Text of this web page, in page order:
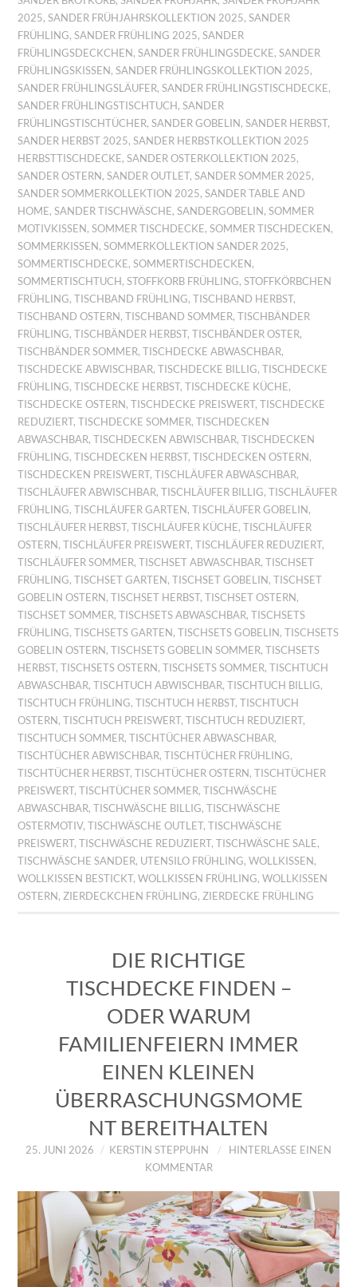
2025,SANDER FRÜHJAHRSKOLLEKTION 2025,SANDER
FRÜHLING,SANDER FRÜHLING 2025,SANDER
FRÜHLINGSDECKCHEN ,SANDER FRÜHLINGSDECKE,SANDER
FRÜHLINGSKISSEN ,SANDER FRÜHLINGSKOLLEKTION 2025,
SANDER FRÜHLINGSLÄUFER,SANDER FRÜHLINGSTISCHDECKE,
SANDER FRÜHLINGSTISCHTUCH ,SANDER
FRÜHLINGSTISCHTÜCHER,SANDER GOBELIN ,SANDER HERBST,
SANDER HERBST 2025,SANDER HERBSTKOLLEKTION 2025
HERBSTTISCHDECKE,SANDER OSTERKOLLEKTION 2025,
SANDER OSTERN ,SANDER OUTLET,SANDER SOMMER 2025,
SANDER SOMMERKOLLEKTION 2025,SANDER TABLE AND
HOME,SANDER TISCHWÄSCHE,SANDERGOBELIN ,SOMMER
MOTIVKISSEN ,SOMMER TISCHDECKE,SOMMER TISCHDECKEN ,
SOMMERKISSEN ,SOMMERKOLLEKTION SANDER 2025,
SOMMERTISCHDECKE,SOMMERTISCHDECKEN ,
SOMMERTISCHTUCH ,STOFFKORB FRÜHLING,STOFFKÖRBCHEN
FRÜHLING,TISCHBAND FRÜHLING,TISCHBAND HERBST,
TISCHBAND OSTERN ,TISCHBAND SOMMER,TISCHBÄNDER
FRÜHLING,TISCHBÄNDER HERBST,TISCHBÄNDER OSTER,
TISCHBÄNDER SOMMER,TISCHDECKE ABWASCHBAR,
TISCHDECKE ABWISCHBAR,TISCHDECKE BILLIG,TISCHDECKE
FRÜHLING,TISCHDECKE HERBST,TISCHDECKE KÜCHE,
TISCHDECKE OSTERN ,TISCHDECKE PREISWERT,TISCHDECKE
REDUZIERT,TISCHDECKE SOMMER,TISCHDECKEN
ABWASCHBAR,TISCHDECKEN ABWISCHBAR,TISCHDECKEN
FRÜHLING,TISCHDECKEN HERBST,TISCHDECKEN OSTERN ,
TISCHDECKEN PREISWERT,TISCHLÄUFER ABWASCHBAR,
TISCHLÄUFER ABWISCHBAR,TISCHLÄUFER BILLIG,TISCHLÄUFER
FRÜHLING,TISCHLÄUFER GARTEN ,TISCHLÄUFER GOBELIN ,
TISCHLÄUFER HERBST,TISCHLÄUFER KÜCHE,TISCHLÄUFER
OSTERN ,TISCHLÄUFER PREISWERT,TISCHLÄUFER REDUZIERT,
TISCHLÄUFER SOMMER,TISCHSET ABWASCHBAR,TISCHSET
FRÜHLING,TISCHSET GARTEN ,TISCHSET GOBELIN ,TISCHSET
GOBELIN OSTERN ,TISCHSET HERBST,TISCHSET OSTERN ,
TISCHSET SOMMER,TISCHSETS ABWASCHBAR,TISCHSETS
FRÜHLING,TISCHSETS GARTEN ,TISCHSETS GOBELIN ,TISCHSETS
GOBELIN OSTERN ,TISCHSETS GOBELIN SOMMER,TISCHSETS
HERBST,TISCHSETS OSTERN ,TISCHSETS SOMMER,TISCHTUCH
ABWASCHBAR,TISCHTUCH ABWISCHBAR,TISCHTUCH BILLIG,
TISCHTUCH FRÜHLING,TISCHTUCH HERBST,TISCHTUCH
OSTERN ,TISCHTUCH PREISWERT,TISCHTUCH REDUZIERT,
TISCHTUCH SOMMER,TISCHTÜCHER ABWASCHBAR,
TISCHTÜCHER ABWISCHBAR,TISCHTÜCHER FRÜHLING,
TISCHTÜCHER HERBST,TISCHTÜCHER OSTERN ,TISCHTÜCHER
PREISWERT,TISCHTÜCHER SOMMER,TISCHWÄSCHE
ABWASCHBAR,TISCHWÄSCHE BILLIG,TISCHWÄSCHE
OSTERMOTIV,TISCHWÄSCHE OUTLET,TISCHWÄSCHE
PREISWERT,TISCHWÄSCHE REDUZIERT,TISCHWÄSCHE SALE,
TISCHWÄSCHE SANDER, UTENSILO FRÜHLING,WOLLKISSEN ,
WOLLKISSEN BESTICKT,WOLLKISSEN FRÜHLING,WOLLKISSEN
OSTERN ,ZIERDECKCHEN FRÜHLING,ZIERDECKE FRÜHLING
DIE RICHTIGE
TISCHDECKE FINDEN –
ODER WARUM
FAMILIENFEIERN IMMER
EINEN KLEINEN
ÜBERRASCHUNGSMOME
NT BEREITHALTEN
25. JUNI 2026 KERSTIN STEPPUHN
HINTERLASSE EINEN
KOMMENTAR